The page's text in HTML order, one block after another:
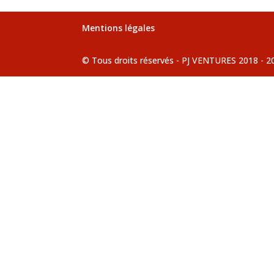
Mentions légales
© Tous droits réservés - PJ VENTURES 2018 -